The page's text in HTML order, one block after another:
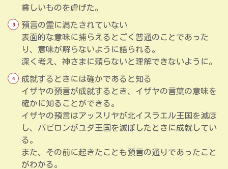
貧しいものを虐げた。
預言の霊に満たされていない
表面的な意味に捕らえるとごく普通のことであった
り、意味が解らないように語られる。
深く考え、神さまに頼らないと理解できないように。
成就するときには確かであると知る
イザヤの預言が成就するとき、イザヤの言葉の意味を
確かに知ることができる。
イザヤの預言はアッスリヤが北イスラエル王国を滅ぼ
し、バビロンがユダ王国を滅ぼしたときに成就してい
る。
また、その前に起きたことも預言の通りであったこと
がわかる。